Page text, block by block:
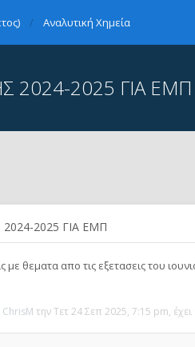
Αναλυτική Χημεία
2024-2025 ΓΙΑ ΕΜΠ
2025 ΓΙΑ ΕΜΠ
θεματα απο τις εξετασεις του
ChrisM την Τετ 24 Σεπ 2025, 7:15 pm,